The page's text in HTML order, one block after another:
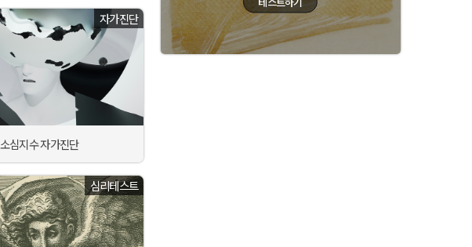
자가진단
소심지수 자가진단
심리테스트